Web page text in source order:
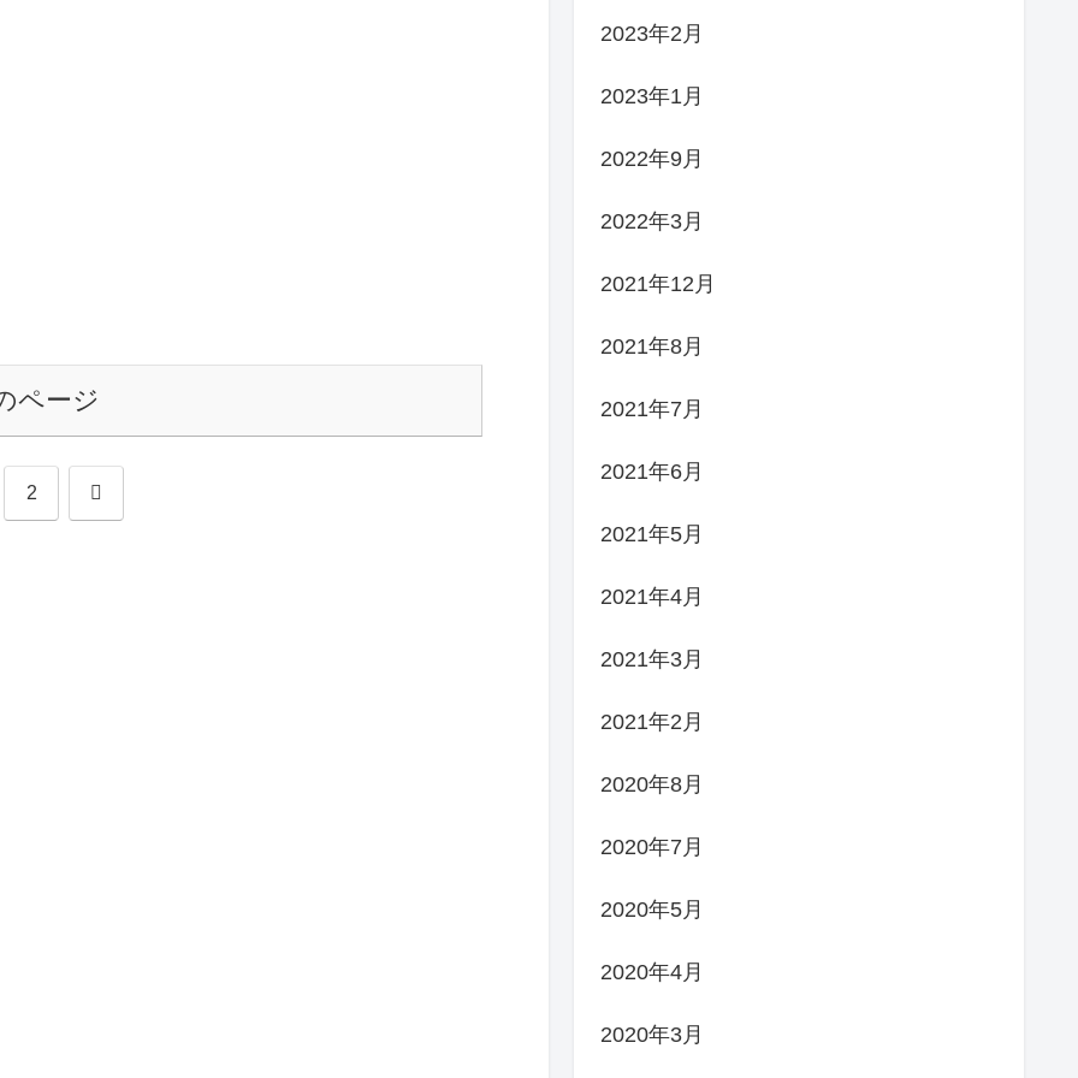
ページ
2 次
2023年2月
2023年1月
2022年9月
2022年3月
2021年12月
2021年8月
2021年7月
2021年6月
2021年5月
2021年4月
2021年3月
2021年2月
2020年8月
2020年7月
2020年5月
2020年4月
2020年3月